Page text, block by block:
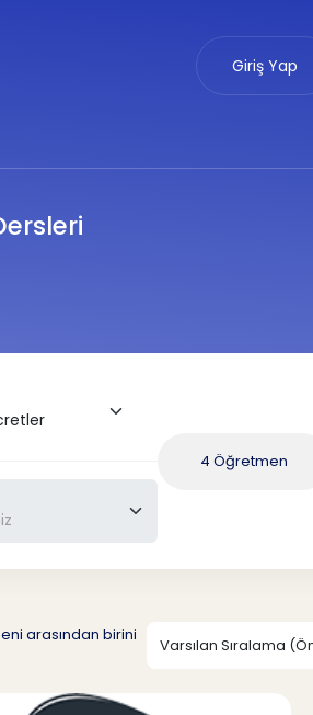
Giriş Yap
4 Öğretmen
arasından birini